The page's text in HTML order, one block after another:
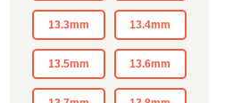
13.3mm 13.4mm
13.5mm 13.6mm